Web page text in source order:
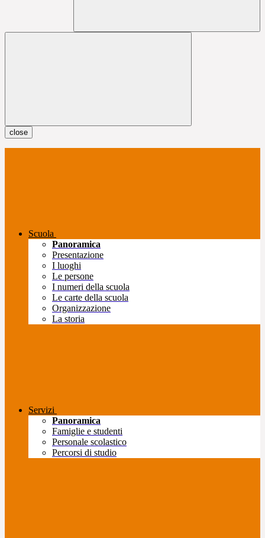
close
Scuola
Panoramica
Presentazione
I luoghi
Le persone
I numeri della scuola
Le carte della scuola
Organizzazione
La storia
Servizi
Panoramica
Famiglie e studenti
Personale scolastico
Percorsi di studio